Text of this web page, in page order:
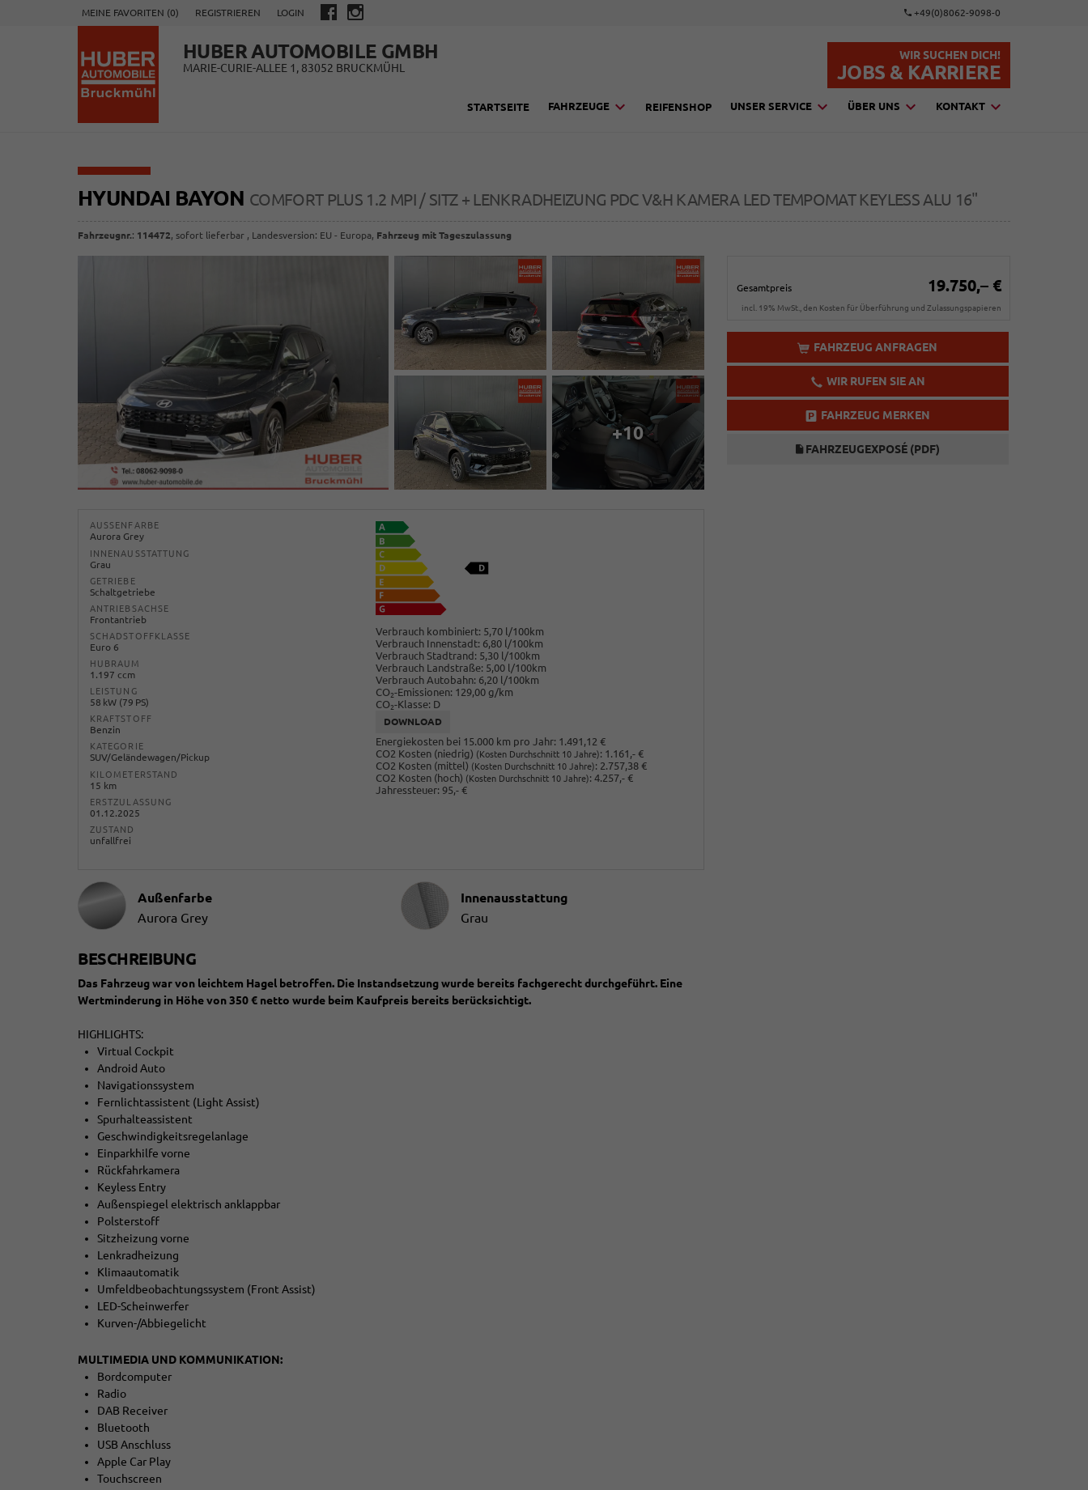
MEINE FAVORITEN (0) REGISTRIEREN LOGIN +49(0)8062-9098-0
HUBER AUTOMOBILE GMBH
MARIE-CURIE-ALLEE 1, 83052 BRUCKMÜHL
WIR SUCHEN DICH!
JOBS & KARRIERE
STARTSEITE FAHRZEUGE REIFENSHOP UNSER SERVICE ÜBER UNS KONTAKT
HYUNDAI BAYON COMFORT PLUS 1.2 MPI / SITZ + LENKRADHEIZUNG PDC V&H KAMERA LED TEMPOMAT KEYLESS ALU 16"
Fahrzeugnr.: 114472, sofort lieferbar , Landesversion: EU - Europa, Fahrzeug mit Tageszulassung
Gesamtpreis 19.750,– €
incl. 19% MwSt., den Kosten für Überführung und Zulassungspapieren
FAHRZEUG ANFRAGEN
WIR RUFEN SIE AN
FAHRZEUG MERKEN
FAHRZEUGEXPOSÉ (PDF)
+10
AUSSENFARBE
Aurora Grey
INNENAUSSTATTUNG
Grau
GETRIEBE
Schaltgetriebe
ANTRIEBSACHSE
Frontantrieb
SCHADSTOFFKLASSE
Euro 6
HUBRAUM
1.197 ccm
LEISTUNG
58 kW (79 PS)
KRAFTSTOFF
Benzin
KATEGORIE
SUV/Geländewagen/Pickup
KILOMETERSTAND
15 km
ERSTZULASSUNG
01.12.2025
ZUSTAND
unfallfrei
Verbrauch kombiniert: 5,70 l/100km
Verbrauch Innenstadt: 6,80 l/100km
Verbrauch Stadtrand: 5,30 l/100km
Verbrauch Landstraße: 5,00 l/100km
Verbrauch Autobahn: 6,20 l/100km
CO2-Emissionen: 129,00 g/km
CO2-Klasse: D
DOWNLOAD
Energiekosten bei 15.000 km pro Jahr: 1.491,12 €
CO2 Kosten (niedrig) (Kosten Durchschnitt 10 Jahre): 1.161,- €
CO2 Kosten (mittel) (Kosten Durchschnitt 10 Jahre): 2.757,38 €
CO2 Kosten (hoch) (Kosten Durchschnitt 10 Jahre): 4.257,- €
Jahressteuer: 95,- €
Außenfarbe
Aurora Grey
Innenausstattung
Innenausstattung
Grau
BESCHREIBUNG
Das Fahrzeug war von leichtem Hagel betroffen. Die Instandsetzung wurde bereits fachgerecht durchgeführt. Eine
Wertminderung in Höhe von 350 € netto wurde beim Kaufpreis bereits berücksichtigt.
HIGHLIGHTS:
Virtual Cockpit
Android Auto
Navigationssystem
Fernlichtassistent (Light Assist)
Spurhalteassistent
Geschwindigkeitsregelanlage
Einparkhilfe vorne
Rückfahrkamera
Keyless Entry
Außenspiegel elektrisch anklappbar
Polsterstoff
Sitzheizung vorne
Lenkradheizung
Klimaautomatik
Umfeldbeobachtungssystem (Front Assist)
LED-Scheinwerfer
Kurven-/Abbiegelicht
MULTIMEDIA UND KOMMUNIKATION:
Bordcomputer
Radio
DAB Receiver
Bluetooth
USB Anschluss
Apple Car Play
Touchscreen